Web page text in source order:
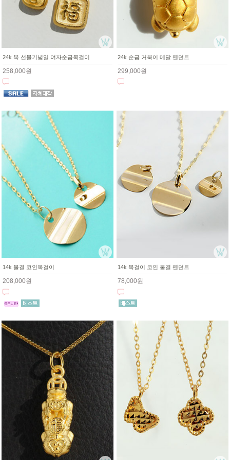
24k 복 선물기념일 여자순금목걸이
258,000원
24k 순금 거북이 메달 펜던트
299,000원
14k 물결 코인목걸이
208,000원
14k 목걸이 코인 물결 펜던트
78,000원